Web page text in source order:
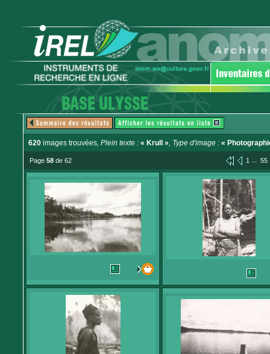
620 images trouvées, Plein texte : « Krull », Type d'image : «
Page 58 de 62 1 ... 55